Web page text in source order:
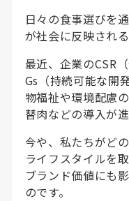
日々の食事選びを
が社会に反映され
最近、企業のCSR
Gs（持続可能な開
物福祉や環境配慮
替肉などの導入が進
今や、私たちがど
ライフスタイルを
ブランド価値にも
のです。